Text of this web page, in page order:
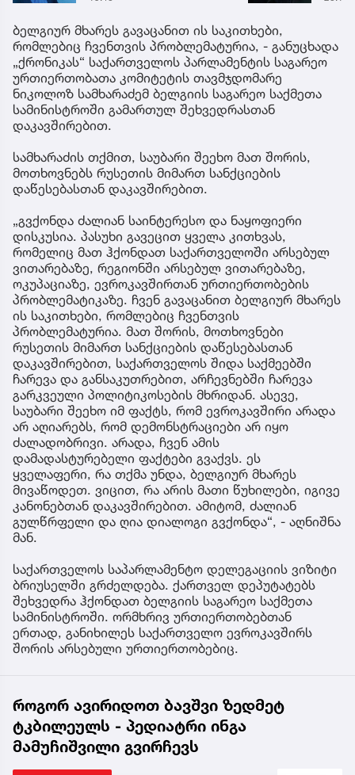
საგანგებო გაფრთხილება
ბელგიურ მხარეს გავაცანით ის საკითხები,
რომლებიც ჩვენთვის პრობლემატურია, - განუცხადა
„ქრონიკას“ საქართველოს პარლამენტის საგარეო
ურთიერთობათა კომიტეტის თავმჯდომარე
ნიკოლოზ სამხარაძემ ბელგიის საგარეო საქმეთა
სამინისტროში გამართულ შეხვედრასთან
დაკავშირებით.
სამხარაძის თქმით, საუბარი შეეხო მათ შორის,
მოთხოვნებს რუსეთის მიმართ სანქციების
დაწესებასთან დაკავშირებით.
„გვქონდა ძალიან საინტერესო და ნაყოფიერი
დისკუსია. პასუხი გავეცით ყველა კითხვას,
რომელიც მათ ჰქონდათ საქართველოში არსებულ
ვითარებაზე, რეგიონში არსებულ ვითარებაზე,
ოკუპაციაზე, ევროკავშირთან ურთიერთობების
პრობლემატიკაზე. ჩვენ გავაცანით ბელგიურ მხარეს
ის საკითხები, რომლებიც ჩვენთვის
პრობლემატურია. მათ შორის, მოთხოვნები
რუსეთის მიმართ სანქციების დაწესებასთან
დაკავშირებით, საქართველოს შიდა საქმეებში
ჩარევა და განსაკუთრებით, არჩევნებში ჩარევა
გარკვეული პოლიტიკოსების მხრიდან. ასევე,
საუბარი შეეხო იმ ფაქტს, რომ ევროკავშირი არადა
არ აღიარებს, რომ დემონსტრაციები არ იყო
ძალადობრივი. არადა, ჩვენ ამის
დამადასტურებელი ფაქტები გვაქვს. ეს
ყველაფერი, რა თქმა უნდა, ბელგიურ მხარეს
მივაწოდეთ. ვიცით, რა არის მათი წუხილები, იგივე
კანონებთან დაკავშირებით. ამიტომ, ძალიან
გულწრფელი და ღია დიალოგი გვქონდა“, - აღნიშნა
მან.
საქართველოს საპარლამენტო დელეგაციის ვიზიტი
ბრიუსელში გრძელდება. ქართველ დეპუტატებს
შეხვედრა ჰქონდათ ბელგიის საგარეო საქმეთა
სამინისტროში. ორმხრივ ურთიერთობებთან
ერთად, განიხილეს საქართველო ევროკავშირს
შორის არსებული ურთიერთობებიც.
როგორ ავირიდოთ ბავშვი ზედმეტ
ტკბილეულს - პედიატრი ინგა
მამუჩიშვილი გვირჩევს